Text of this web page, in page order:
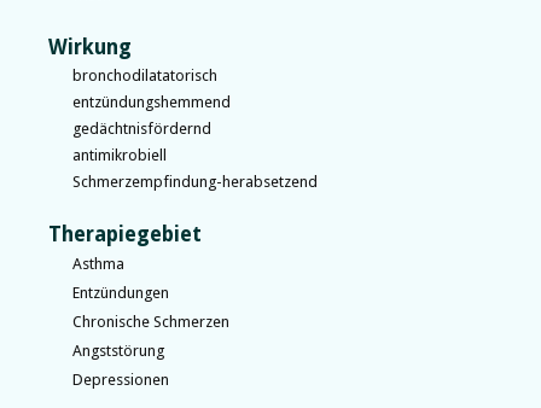
Wirkung
bronchodilatatorisch
entzündungshemmend
gedächtnisfördernd
antimikrobiell
Schmerzempfindung-herabsetzend
Therapiegebiet
Asthma
Entzündungen
Chronische Schmerzen
Angststörung
Depressionen